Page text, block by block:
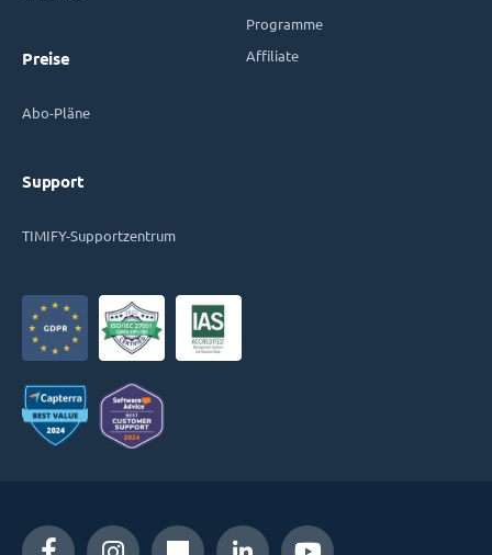
Preise
Abo-Pläne
Support
TIMIFY-Supportzentrum
Programme
Affiliate